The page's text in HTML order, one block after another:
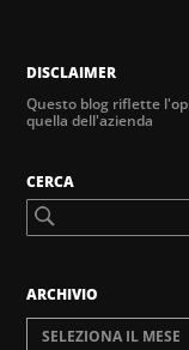
DISCLAIMER
Questo blog riflette
quella dell'azienda
CERCA
ARCHIVIO
SELEZIONA IL MESE